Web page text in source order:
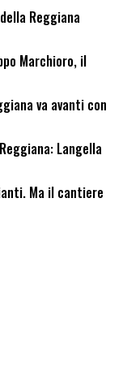
Reggiana
Marchioro, il
va avanti con
Langella
Ma il cantiere